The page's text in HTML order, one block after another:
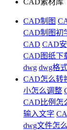
CAD制图
CAD制图初
CAD CAD
CAD图纸下
dwg dwg格
CAD怎么转
小怎么调整
CAD比例怎
输入文字
dwg文件怎